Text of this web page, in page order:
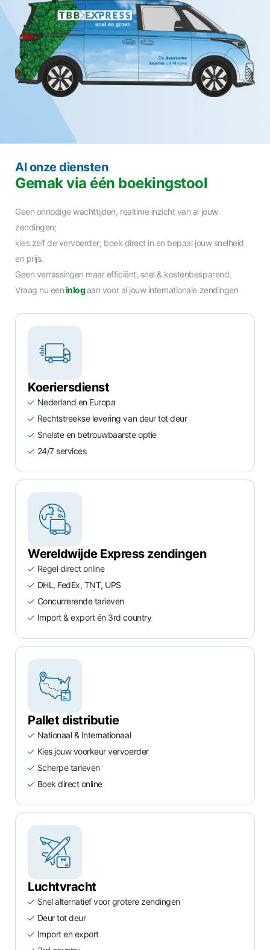
Al onze diensten
Gemak via één boekingstool
Geen onnodige wachttijden, realtime inzicht van al jouw
zendingen;
kies zelf de vervoerder; boek direct in en bepaal jouw snelheid
en prijs.
Geen verrassingen maar efficiënt, snel & kostenbesparend.
Vraag nu eeninlogaan voor al jouw internationale zendingen
Koeriersdienst
Nederland en Europa
Rechtstreekse levering van deur tot deur
Snelste en betrouwbaarste optie
24/7 services
Wereldwijde Express zendingen
Regel direct online
DHL, FedEx, TNT, UPS
Concurrerende tarieven
Import & export én 3rd country
Pallet distributie
Nationaal & Internationaal
Kies jouw voorkeur vervoerder
Scherpe tarieven
Boek direct online
Luchtvracht
Snel alternatief voor grotere zendingen
Deur tot deur
Import en export